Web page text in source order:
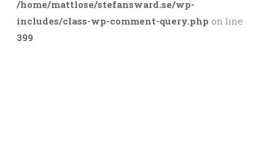
/home/mattlose/stefansward.se/wp-
includes/class-wp-comment-query.php on line
399